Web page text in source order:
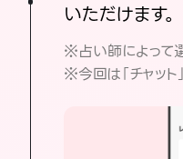
いただけます。
※占い師によって
※今回は「チャッ